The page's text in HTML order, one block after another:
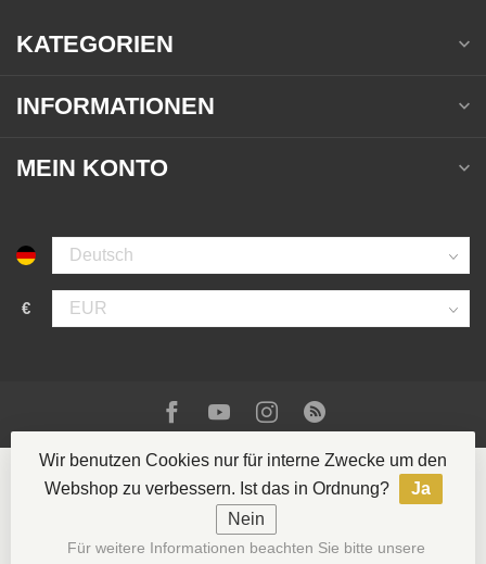
KATEGORIEN
INFORMATIONEN
MEIN KONTO
€
© Copyright 2026 La Casa del Tabaco- Powered by
Wir benutzen Cookies nur für interne Zwecke um den
Webshop zu verbessern. Ist das in Ordnung?
Ja
Nein
Für weitere Informationen beachten Sie bitte unsere